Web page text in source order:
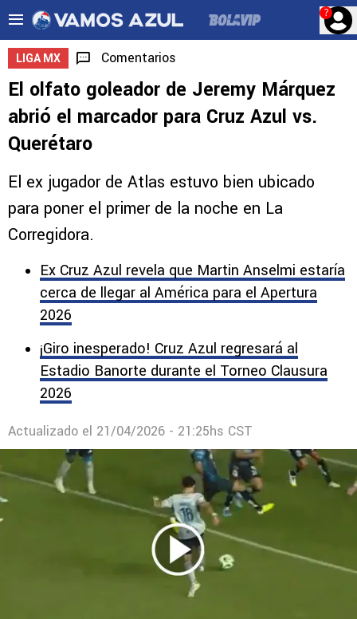
?
LIGA MX Comentarios
El olfato goleador de Jeremy Márquez
abrió el marcador para Cruz Azul vs.
Querétaro
El ex jugador de Atlas estuvo bien ubicado
para poner el primer de la noche en La
Corregidora.
Ex Cruz Azul revela que Martin Anselmi estaría
cerca de llegar al América para el Apertura
2026
¡Giro inesperado! Cruz Azul regresará al
Estadio Banorte durante el Torneo Clausura
2026
Actualizado el 21/04/2026 - 21:25hs CST